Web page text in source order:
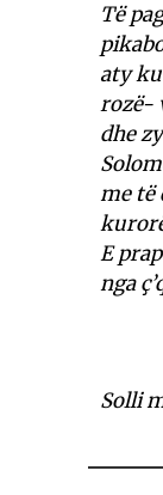
Të
aty
rozë-
dhe
me të
E
nga
Solli